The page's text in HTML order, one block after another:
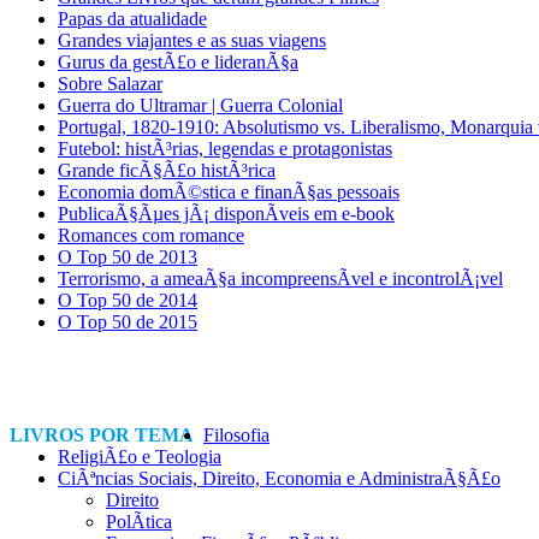
Papas da atualidade
Grandes viajantes e as suas viagens
Gurus da gestÃ£o e lideranÃ§a
Sobre Salazar
Guerra do Ultramar | Guerra Colonial
Portugal, 1820-1910: Absolutismo vs. Liberalismo, Monarquia
Futebol: histÃ³rias, legendas e protagonistas
Grande ficÃ§Ã£o histÃ³rica
Economia domÃ©stica e finanÃ§as pessoais
PublicaÃ§Ãµes jÃ¡ disponÃ­veis em e-book
Romances com romance
O Top 50 de 2013
Terrorismo, a ameaÃ§a incompreensÃ­vel e incontrolÃ¡vel
O Top 50 de 2014
O Top 50 de 2015
LIVROS POR TEMA Filosofia
ReligiÃ£o e Teologia
CiÃªncias Sociais, Direito, Economia e AdministraÃ§Ã£o
Direito
PolÃ­tica